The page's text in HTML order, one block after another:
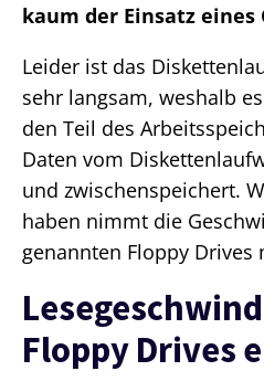
kaum der Einsatz eines
Leider ist das
sehr langsam, weshalb
den Teil des
Daten vom
und zwischenspeichert.
haben nimmt die
genannten Floppy Drives
Floppy Drives